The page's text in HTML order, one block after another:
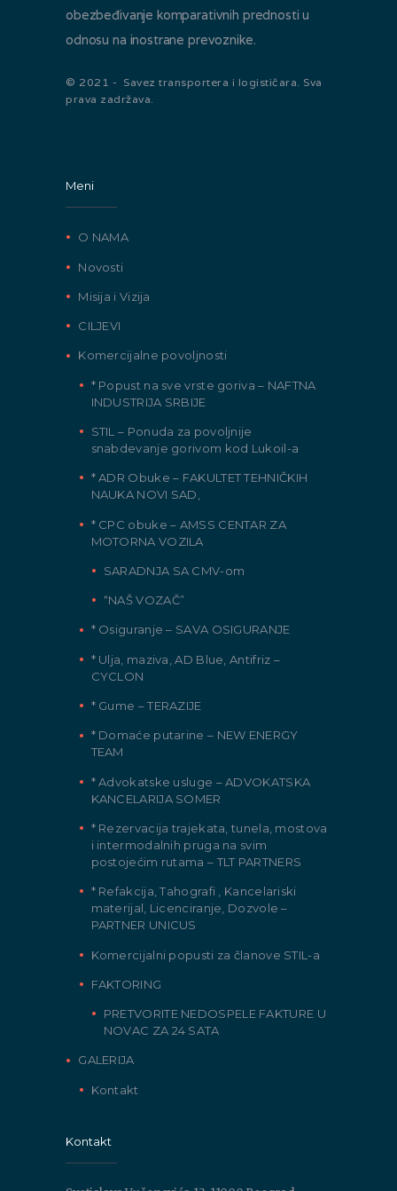
obezbeđivanje komparativnih prednosti u
odnosu na inostrane prevoznike.
© 2021 - Savez transportera i logističara. Sva
prava zadržava.
Meni
O NAMA
Novosti
Misija i Vizija
CILJEVI
Komercijalne povoljnosti
* Popust na sve vrste goriva – NAFTNA
INDUSTRIJA SRBIJE
STIL – Ponuda za povoljnije
snabdevanje gorivom kod Lukoil-a
* ADR Obuke – FAKULTET TEHNIČKIH
NAUKA NOVI SAD,
* CPC obuke – AMSS CENTAR ZA
MOTORNA VOZILA
SARADNJA SA CMV-om
“NAŠ VOZAČ”
* Osiguranje – SAVA OSIGURANJE
* Ulja, maziva, AD Blue, Antifriz –
CYCLON
* Gume – TERAZIJE
* Domaće putarine – NEW ENERGY
TEAM
* Advokatske usluge – ADVOKATSKA
KANCELARIJA SOMER
* Rezervacija trajekata, tunela, mostova
i intermodalnih pruga na svim
postojećim rutama – TLT PARTNERS
* Refakcija, Tahografi , Kancelariski
materijal, Licenciranje, Dozvole –
PARTNER UNICUS
Komercijalni popusti za članove STIL-a
FAKTORING
PRETVORITE NEDOSPELE FAKTURE U
NOVAC ZA 24 SATA
GALERIJA
Kontakt
Kontakt